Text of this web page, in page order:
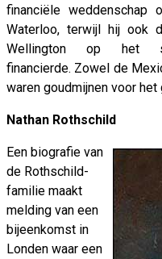
financiële
Waterloo, terwijl hij ook
Wellington op het
financierde. Zowel de
waren goudmijnen voor het
Nathan Rothschild
Een biografie van
de Rothschild-
familie maakt
melding van een
bijeenkomst in
Londen waar een